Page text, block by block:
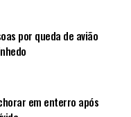
por queda de avião
em enterro após